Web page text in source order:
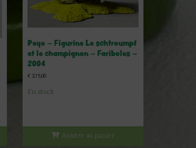
Peyo – Figurine Le schtroumpf
et le champignon – Fariboles –
2004
€ 275,00
En stock
Ajouter au panier